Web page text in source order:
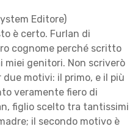
Editore)
è certo. Furlan di
cognome perché scritto
genitori. Non scriverò
motivi: il primo, e il più
veramente fiero di
figlio scelto tra tantissimi
il secondo motivo è